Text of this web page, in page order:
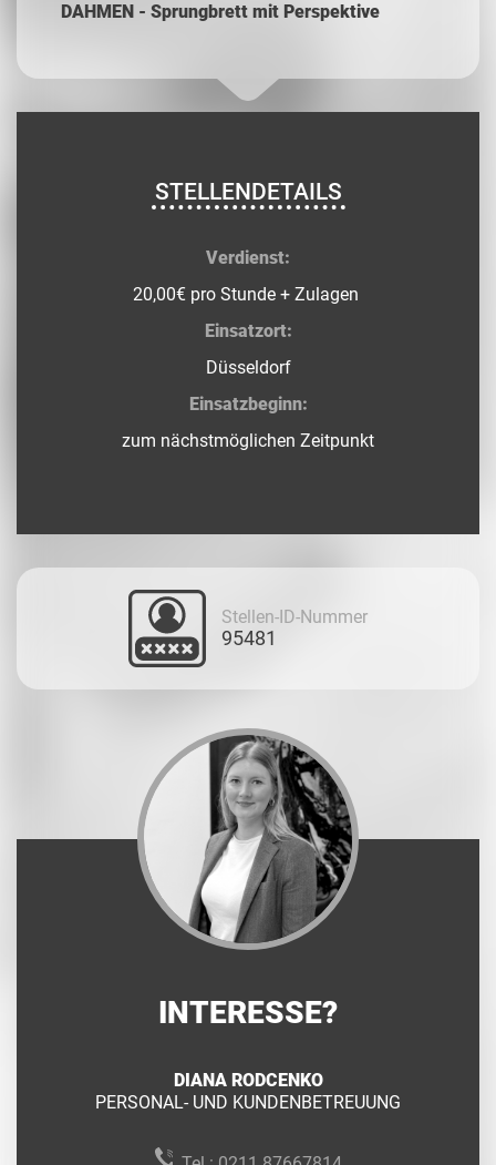
DAHMEN - Sprungbrett mit Perspektive
STELLENDETAILS
Verdienst:
20,00€ pro Stunde + Zulagen
Einsatzort:
Düsseldorf
Einsatzbeginn:
zum nächstmöglichen Zeitpunkt
Stellen-ID-Nummer
95481
INTERESSE?
DIANA RODCENKO
PERSONAL- UND KUNDENBETREUUNG